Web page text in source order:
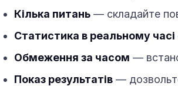
Кілька питань — складайте
Статистика в реальному часі
Обмеження за часом —
Показ результатів —